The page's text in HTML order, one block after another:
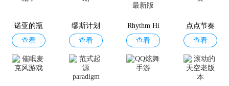
少女b服
查看
公主与骑
军之剑的
奇幻冒险b
ilibili版
查看
国服
查看
查看
被囚禁的
掌心
查看
必剪
查看
梦王国与
沉睡的100
查看
梦王子九
游版
查看
诺亚的瓶
子
查看
缪斯计划
查看
Rhythm Hi
ve2026最
新版
查看
点点节奏
查看